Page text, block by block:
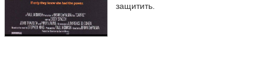
защитить.